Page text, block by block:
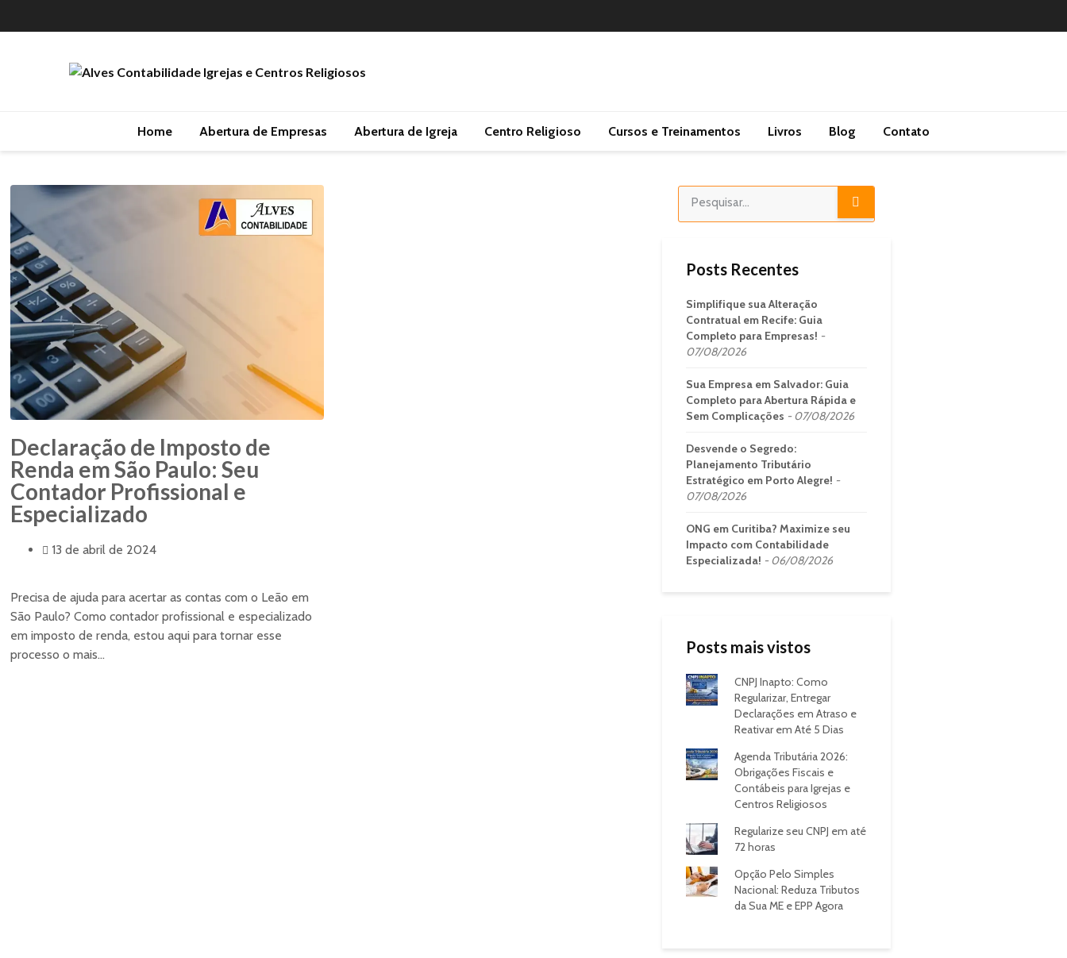
Home Abertura de Empresas Abertura de Igreja Centro Religioso Cursos e Treinamentos Livros Blog Contato
Declaração de Imposto de
Renda em São Paulo: Seu
Contador Profissional e
Especializado
13 de abril de 2024
Precisa de ajuda para acertar as contas com o Leão em
São Paulo? Como contador profissional e especializado
em imposto de renda, estou aqui para tornar esse
processo o mais...
Posts Recentes
Simplifique sua Alteração
Contratual em Recife: Guia
Completo para Empresas!
07/08/2026
Sua Empresa em Salvador: Guia
Completo para Abertura Rápida e
Sem Complicações
07/08/2026
Desvende o Segredo:
Planejamento Tributário
Estratégico em Porto Alegre!
07/08/2026
ONG em Curitiba? Maximize seu
Impacto com Contabilidade
Especializada!
06/08/2026
Posts mais vistos
CNPJ Inapto: Como
Regularizar, Entregar
Declarações em Atraso e
Reativar em Até 5 Dias
Agenda Tributária 2026:
Obrigações Fiscais e
Contábeis para Igrejas e
Centros Religiosos
Regularize seu CNPJ em até
72 horas
Opção Pelo Simples
Nacional: Reduza Tributos
da Sua ME e EPP Agora